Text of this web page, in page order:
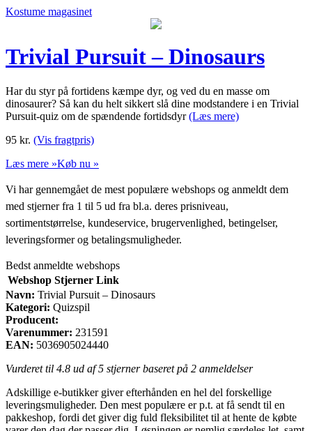
Kostume magasinet
Trivial Pursuit – Dinosaurs
Har du styr på fortidens kæmpe dyr, og ved du en masse om
dinosaurer? Så kan du helt sikkert slå dine modstandere i en Trivial
Pursuit-quiz om de spændende fortidsdyr(Læs mere)
95 kr. (Vis fragtpris)
Læs mere »Køb nu »
Vi har gennemgået de mest populære webshops og anmeldt dem
med stjerner fra 1 til 5 ud fra bl.a. deres prisniveau,
sortimentstørrelse, kundeservice, brugervenlighed, betingelser,
leveringsformer og betalingsmuligheder.
Bedst anmeldte webshops
Webshop Stjerner Link
Navn: Trivial Pursuit – Dinosaurs
Kategori: Quizspil
Producent:
Varenummer: 231591
EAN: 5036905024440
Vurderet til 4.8 ud af 5 stjerner baseret på 2 anmeldelser
Adskillige e-butikker giver efterhånden en hel del forskellige
leveringsmuligheder. Den mest populære er p.t. at få sendt til en
pakkeshop, fordi det giver dig fuld fleksibilitet til at hente de købte